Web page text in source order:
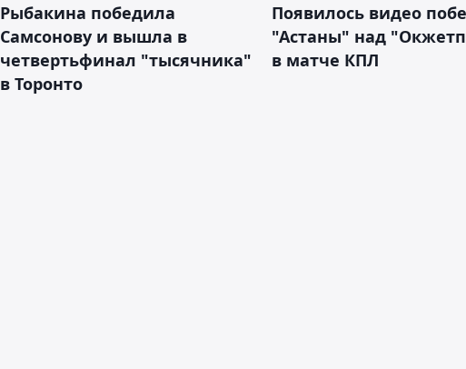
Рыбакина победила
Самсонову и вышла в
четвертьфинал "тысячника"
в Торонто
Появилось видео
"Астаны" над
в матче КПЛ